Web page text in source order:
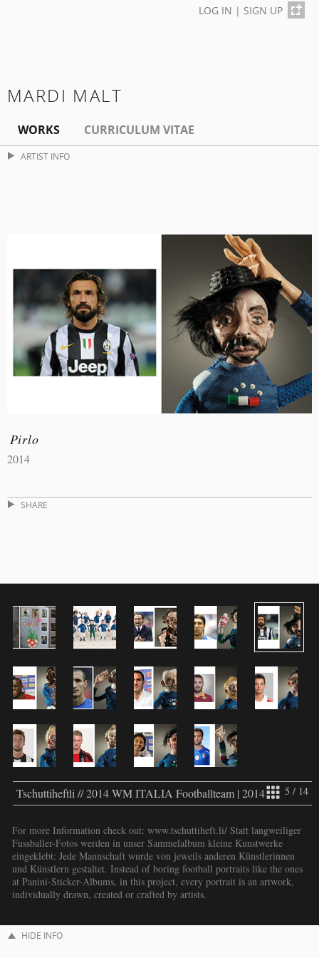
LOG IN | SIGN UP
MARDI MALT
WORKS CURRICULUM VITAE
ARTIST INFO
Pirlo
2014
SHARE
5 / 14
Tschuttiheftli // 2014 WM ITALIA Footballteam | 2014
For more Information check out: www.tschuttiheft.li/ Statt langweiliger
Fussballer-Fotos werden in unser Sammelalbum kleine Kunstwerke
eingeklebt: Jede Mannschaft wurde von jeweils anderen Künstlerinnen
und Künstlern gestaltet. Instead of boring football portraits like the ones
at Panini-Sticker-Albums, in this project, every portrait is an artwork,
individually drawn, created or crafted by artists.
HIDE INFO